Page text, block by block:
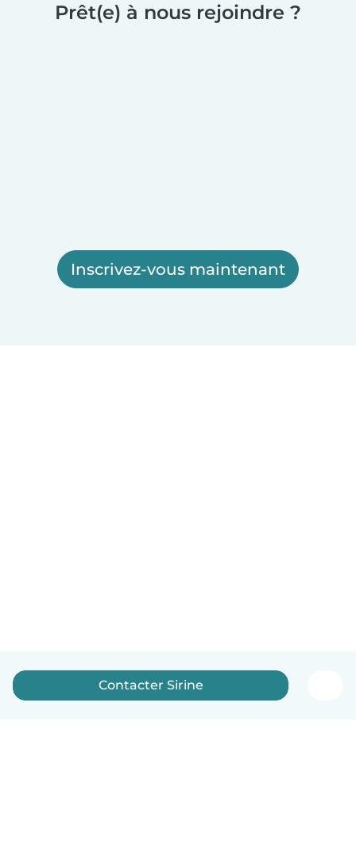
Prêt(e) à nous rejoindre ?
Inscrivez-vous maintenant
Contacter Sirine